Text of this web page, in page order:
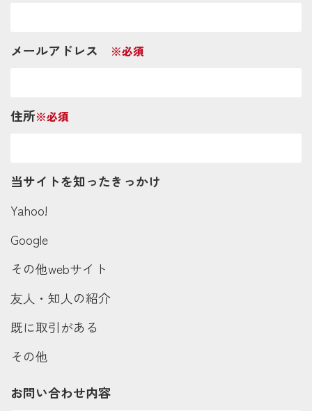
メールアドレス ※必須
住所※必須
当サイトを知ったきっかけ
Yahoo!
Google
その他webサイト
友人・知人の紹介
既に取引がある
その他
お問い合わせ内容